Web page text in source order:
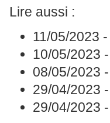
Lire aussi :
11/05/2023
10/05/2023
08/05/2023
29/04/2023
29/04/2023